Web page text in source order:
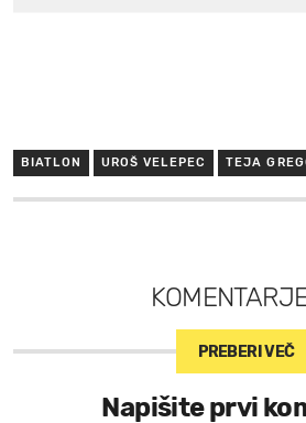
BIATLON UROŠ VELEPEC TEJA
PREBERI VEČ
Napišite prvi